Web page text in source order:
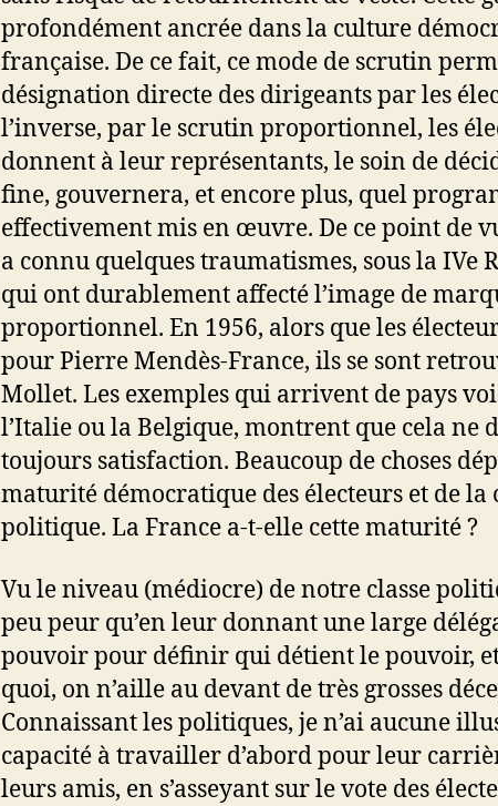
profondément ancrée dans la culture
française. De ce fait, ce mode de scrutin
désignation directe des dirigeants par les
l’inverse, par le scrutin proportionnel, les
donnent à leur représentants, le soin de
fine, gouvernera, et encore plus, quel
effectivement mis en œuvre. De ce point de
a connu quelques traumatismes, sous la IVe
qui ont durablement affecté l’image de
proportionnel. En 1956, alors que les
pour Pierre Mendès-France, ils se sont
Mollet. Les exemples qui arrivent de pays
l’Italie ou la Belgique, montrent que cela ne
toujours satisfaction. Beaucoup de choses
maturité démocratique des électeurs et de la
politique. La France a-t-elle cette maturité ?
Vu le niveau (médiocre) de notre classe
peu peur qu’en leur donnant une large
pouvoir pour définir qui détient le pouvoir,
quoi, on n’aille au devant de très grosses
Connaissant les politiques, je n’ai aucune
capacité à travailler d’abord pour leur
leurs amis, en s’asseyant sur le vote des